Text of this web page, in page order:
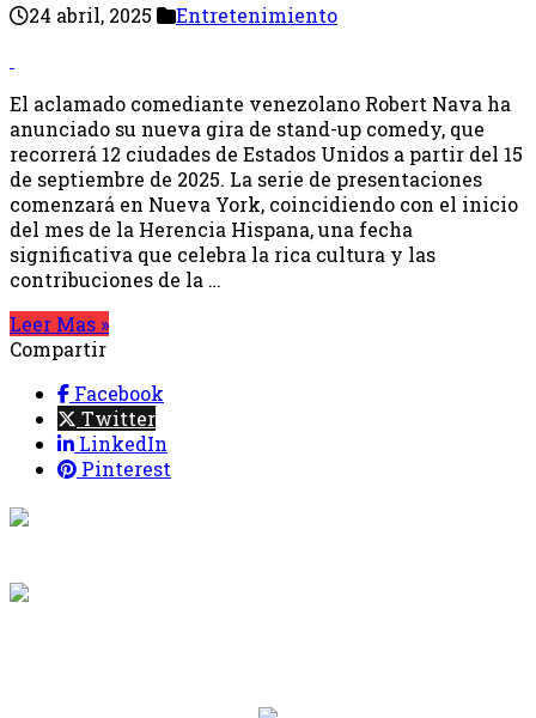
24 abril, 2025 Entretenimiento
El aclamado comediante venezolano Robert Nava ha
anunciado su nueva gira de stand-up comedy, que
recorrerá 12 ciudades de Estados Unidos a partir del 15
de septiembre de 2025. La serie de presentaciones
comenzará en Nueva York, coincidiendo con el inicio
del mes de la Herencia Hispana, una fecha
significativa que celebra la rica cultura y las
contribuciones de la …
Leer Mas »
Compartir
Facebook
Twitter
LinkedIn
Pinterest